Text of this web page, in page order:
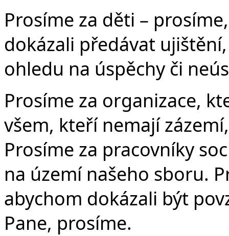
Prosíme za děti –
dokázali předávat
ohledu na úspěchy či
Prosíme za organizace,
všem, kteří nemají
Prosíme za pracovníky
na území našeho sboru.
abychom dokázali být
Pane, prosíme.